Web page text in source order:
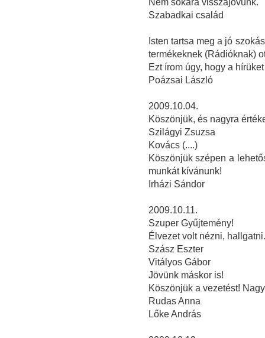
Nem sokára visszajövünk.
Szabadkai család
Isten tartsa meg a jó
termékeknek (Rádióknak)
Ezt írom úgy, hogy a
Poázsai László
2009.10.04.
Köszönjük, és nagyra
Szilágyi Zsuzsa
Kovács (....)
Köszönjük szépen a
munkát kívánunk!
Irházi Sándor
2009.10.11.
Szuper Gyűjtemény!
Élvezet volt nézni, hallgatni.
Szász Eszter
Vitályos Gábor
Jövünk máskor is!
Köszönjük a vezetést!
Rudas Anna
Lőke András